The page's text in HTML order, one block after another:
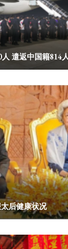
遣返中国籍814
后健康状况